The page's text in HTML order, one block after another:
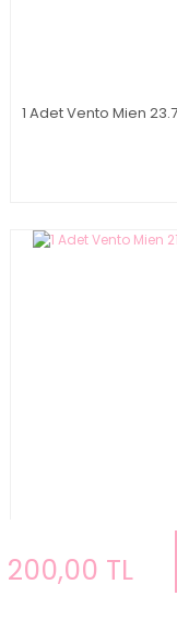
1 Adet Vento Mien
200,00 TL